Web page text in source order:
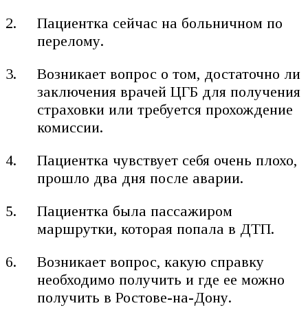
Пациентка сейчас на больничном по
перелому.
Возникает вопрос о том, достаточно ли
заключения врачей ЦГБ для получения
страховки или требуется прохождение
комиссии.
Пациентка чувствует себя очень плохо,
прошло два дня после аварии.
Пациентка была пассажиром
маршрутки, которая попала в ДТП.
Возникает вопрос, какую справку
необходимо получить и где ее можно
получить в Ростове-на-Дону.